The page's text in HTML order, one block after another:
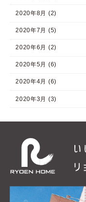
2020年8月 (2)
2020年7月 (5)
2020年6月 (2)
2020年5月 (6)
2020年4月 (6)
2020年3月 (3)